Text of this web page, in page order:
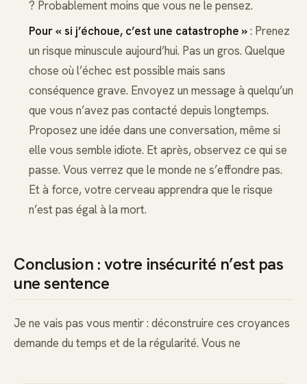
? Probablement moins que vous ne le pensez.
Pour « si j’échoue, c’est une catastrophe »: Prenez
un risque minuscule aujourd’hui. Pas un gros. Quelque
chose où l’échec est possible mais sans
conséquence grave. Envoyez un message à quelqu’un
que vous n’avez pas contacté depuis longtemps.
Proposez une idée dans une conversation, même si
elle vous semble idiote. Et après, observez ce qui se
passe. Vous verrez que le monde ne s’effondre pas.
Et à force, votre cerveau apprendra que le risque
n’est pas égal à la mort.
Conclusion : votre insécurité n’est pas
une sentence
Je ne vais pas vous mentir : déconstruire ces croyances
demande du temps et de la régularité. Vous ne